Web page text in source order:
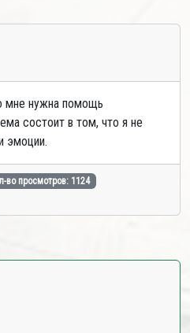
мне нужна помощь
состоит в том, что я не
эмоции.
во просмотров: 1124